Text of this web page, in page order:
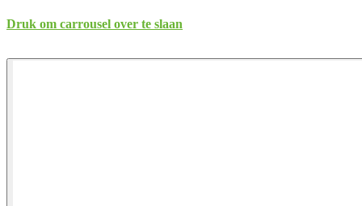
Druk om carrousel over te slaan